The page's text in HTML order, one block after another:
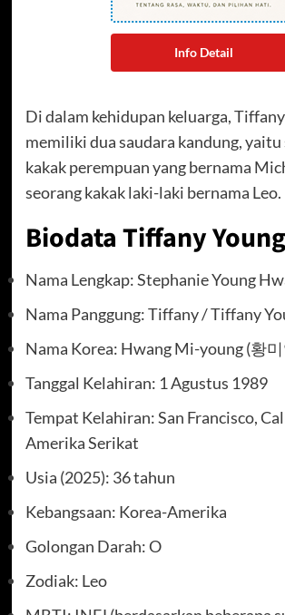
Info Detail
Di dalam kehidupan keluarga,
memiliki dua saudara kandung, yaitu
kakak perempuan yang bernama
seorang kakak laki-laki bernama Leo.
Biodata Tiffany Young
Nama Lengkap: Stephanie Young
Nama Panggung: Tiffany / Tiffany
Nama Korea: Hwang Mi-young (황
Tanggal Kelahiran: 1 Agustus 1989
Tempat Kelahiran: San Francisco,
Amerika Serikat
Usia (2025): 36 tahun
Kebangsaan: Korea-Amerika
Golongan Darah: O
Zodiak: Leo